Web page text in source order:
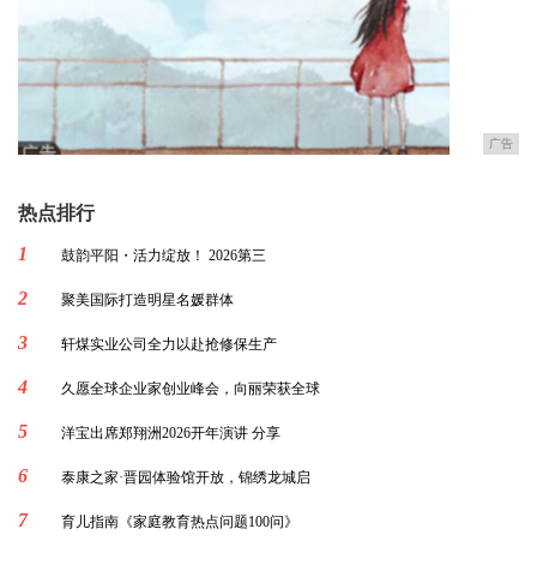
广告
热点排行
1
鼓韵平阳・活力绽放！ 2026第三
2 聚美国际打造明星名媛群体
3 轩煤实业公司全力以赴抢修保生产
4 久愿全球企业家创业峰会，向丽荣获全球
5 洋宝出席郑翔洲2026开年演讲 分享
6 泰康之家·晋园体验馆开放，锦绣龙城启
7 育儿指南《家庭教育热点问题100问》